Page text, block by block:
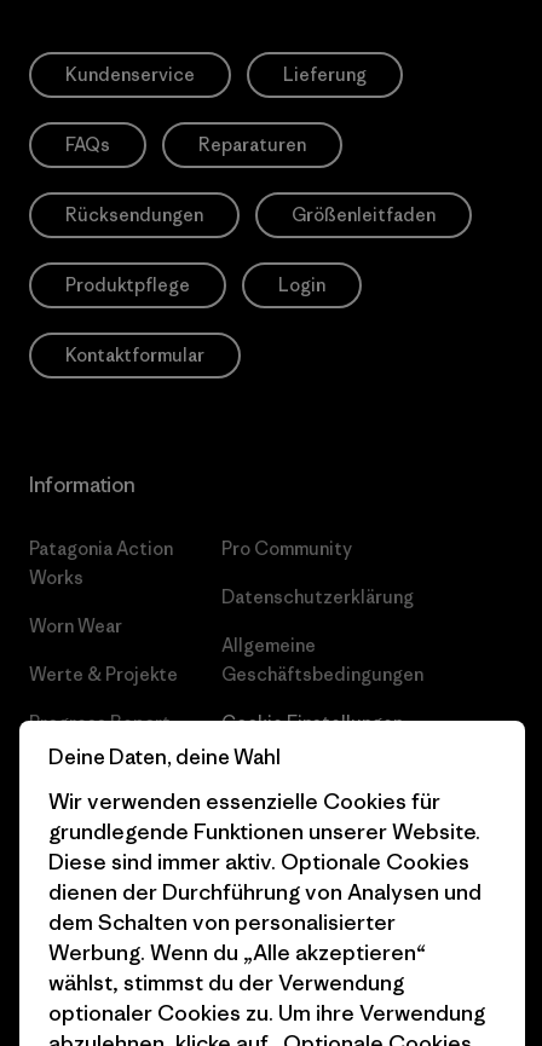
Kundenservice Lieferung
FAQs Reparaturen
Rücksendungen Größenleitfaden
Produktpflege Login
Kontaktformular
Information
Patagonia Action
Works
Worn Wear
Werte & Projekte
Progress Report
Business Unusual
Klimaziele
1% For The Planet
Wie wir finanzieren
Geschenkgutscheine
Stores in deiner
Pro Community
Datenschutzerklärung
Allgemeine
Geschäftsbedingungen
Cookie Einstellungen
Karriere
Pressekontakt
Industry program
Affiliate-Programm
Patagonia Deutschland
Seitenverzeichnis
Deine Daten, deine Wahl
Wir verwenden essenzielle Cookies für
grundlegende Funktionen unserer Website.
Diese sind immer aktiv. Optionale Cookies
dienen der Durchführung von Analysen und
dem Schalten von personalisierter
Werbung. Wenn du „Alle akzeptieren“
wählst, stimmst du der Verwendung
optionaler Cookies zu. Um ihre Verwendung